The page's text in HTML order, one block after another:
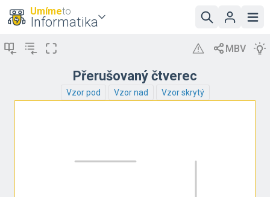
Umímeto
Informatika
Přerušovaný čtverec
Vzor pod Vzor nad Vzor skrytý